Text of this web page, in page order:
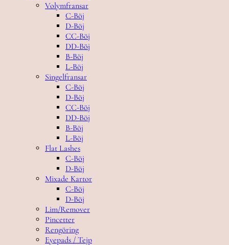
Volymfransar
C-Böj
D-Böj
CC-Böj
DD-Böj
B-Böj
L-Böj
Singelfransar
C-Böj
D-Böj
CC-Böj
DD-Böj
B-Böj
L-Böj
Flat Lashes
C-Böj
D-Böj
Mixade Kartor
C-Böj
D-Böj
Lim/Remover
Pincetter
Rengöring
Eyepads / Tejp